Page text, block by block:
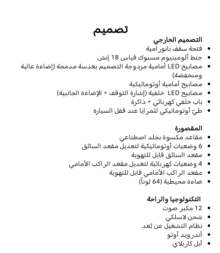
تصميم
التصميم الخارجي
فتحة سقف بانورامية
جنط ألومينيوم مسبوك قياس 18 إنش
مصابيح
أمامية مزدوجة التصميم بعدسة مدمجة (إضاءة عالية
ومنخفضة)
مصابيح أمامية أوتوماتيكية
مصابيح LED خلفية (إشارة التوقف + الإضاءة الجانبية)
باب خلفي كهربائي + ذاكرة
طيّأوتوماتيكي للمرايا عند قفل السيارة
المقصورة
مقاعد مكسوة بجلد اصطناعي
6 وضعيات أوتوماتيكية لتعديلمقعد السائق
مقعد السائق قابل للتهوية
4 وضعيات كهربائية لتعديلمقعد الراكب الأمامي
مقعد الراكب الأمامي قابل للتهوية
ضاءة محيطية (64 لوناً)
التكنولوجيا والراحة
12 مكبر صوت
شحن لاسلكي
نظام التشغيل عن بُعد
أندرويد أوتو
أبل كاربلاي